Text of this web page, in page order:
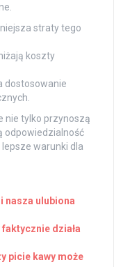
straty tego
koszty
dostosowanie
nie tylko przynoszą
odpowiedzialność
warunki dla
nasza ulubiona
faktycznie działa
picie kawy może